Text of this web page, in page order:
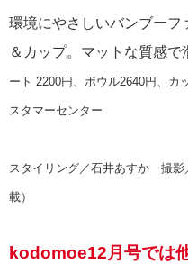
環境にやさしいバンブー
＆カップ。マットな質感で
ート 2200円、ボウル2640円、カ
スタマーセンター
スタイリング／石井あすか 撮影
載）
kodomoe12月号では